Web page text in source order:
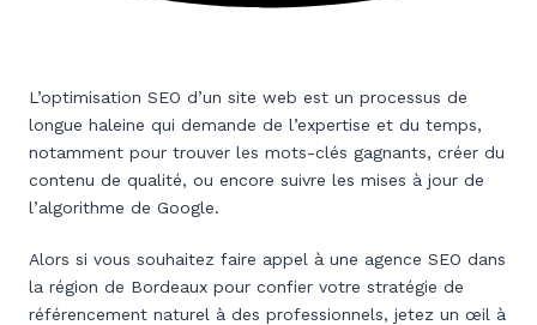
L’optimisation SEO d’un site web est un processus de
longue haleine qui demande de l’expertise et du temps,
notamment pour trouver les mots-clés gagnants, créer du
contenu de qualité, ou encore suivre les mises à jour de
l’algorithme de Google.
Alors si vous souhaitez faire appel à une agence SEO dans
la région de Bordeaux pour confier votre stratégie de
référencement naturel à des professionnels, jetez un œil à